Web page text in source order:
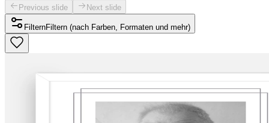
Previous slide Next slide
FilternFiltern (nach Farben, Formaten und mehr)